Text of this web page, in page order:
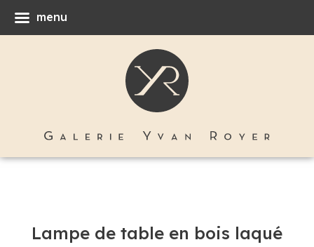
Lampe de table en bois laqué
menu